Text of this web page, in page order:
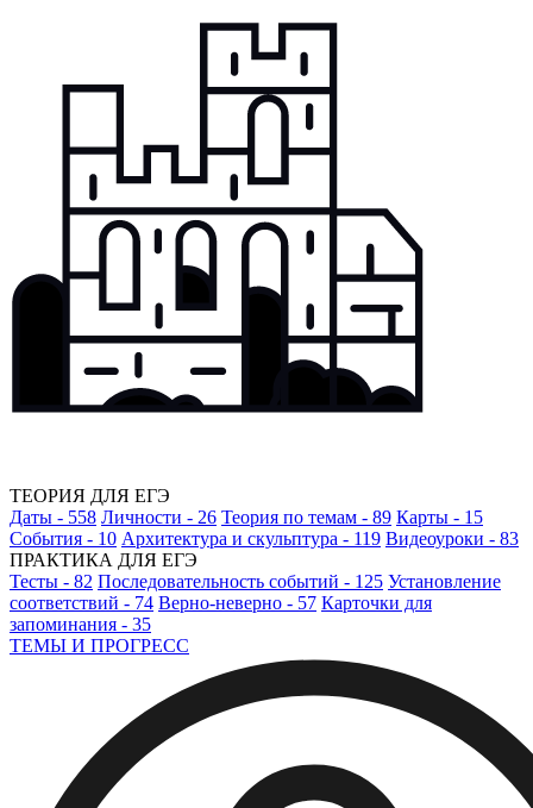
ТЕОРИЯ ДЛЯ ЕГЭ
Даты - 558 Личности - 26 Теория по темам - 89 Карты - 15
События - 10 Архитектура и скульптура - 119 Видеоуроки - 83
ПРАКТИКА ДЛЯ ЕГЭ
Тесты - 82 Последовательность событий - 125 Установление
соответствий - 74 Верно-неверно - 57 Карточки для
запоминания - 35
ТЕМЫ И ПРОГРЕСС